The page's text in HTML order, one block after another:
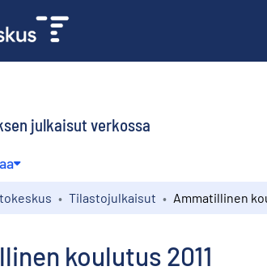
julkaisut verkossa
Tilastojulkaisut Ammatillinen
koulutus 2011